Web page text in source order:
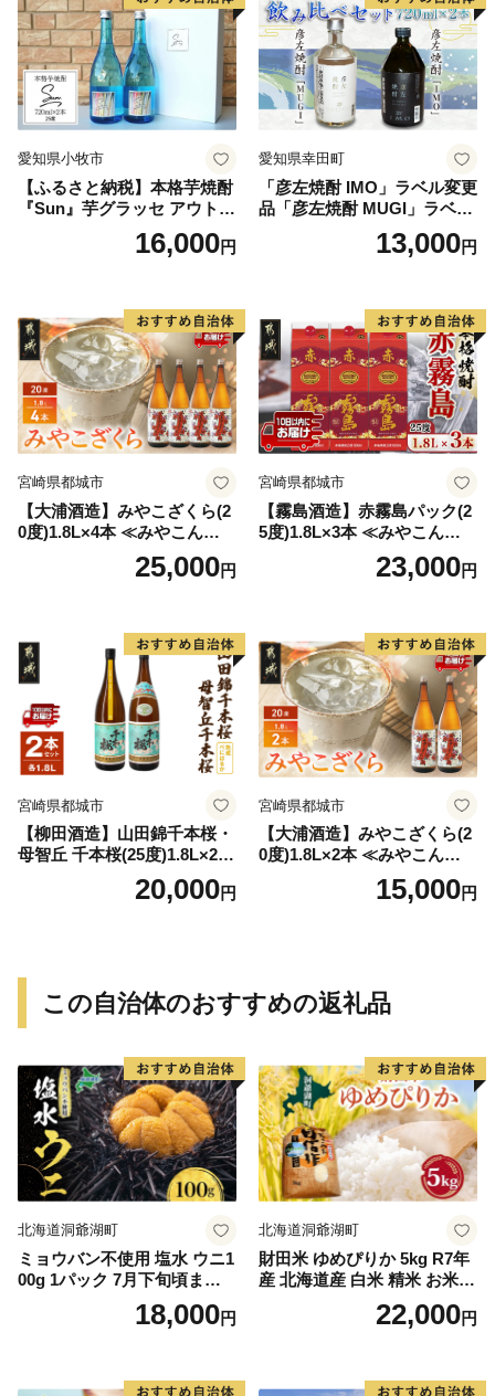
愛知県小牧市
【ふるさと納税】本格芋焼酎
『Sun』芋グラッセ アウトド
ア ソロキャンプ ベランピン
グ 巣ごもり 就労支援16,000円
愛知県幸田町
「彦左焼酎 IMO」ラベル変更
品「彦左焼酎 MUGI」ラベル
変更品 飲み比べ セット 合計
2本 720ml×各1本 25度 焼酎
13,000円
宮崎県都城市
【大浦酒造】みやこざくら(2
0度)1.8L×4本 ≪みやこんじょ
特急便≫_AD-077125,000円
宮崎県都城市
【霧島酒造】赤霧島パック(2
5度)1.8L×3本 ≪みやこんじょ
特急便≫_23-07-K03P-1800-3
23,000円
宮崎県都城市
【柳田酒造】山田錦千本桜・
母智丘 千本桜(25度)1.8L×2本
≪みやこんじょ特急便≫_AC
20,000円
宮崎県都城市
【大浦酒造】みやこざくら(2
0度)1.8L×2本 ≪みやこんじょ
特急便≫_MJ-077115,000円
この自治体のおすすめの返礼品
北海道洞爺湖町
ミョウバン不使用 塩水 ウニ1
00g 1パック 7月下旬頃まで
お届け [水揚げ後 順次出荷]
キタムラサキウニ うに ウニ
送料無料 北海道 洞爺湖
18,000円
北海道洞爺湖町
財田米 ゆめぴりか 5kg R7年
産 北海道産 白米 精米 お米
コメ こめ ライス おにぎり ご
飯 国産 炊き立て 自炊 人気
22,000円